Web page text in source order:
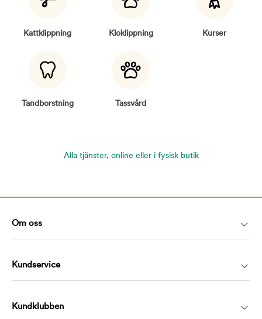
Kattklippning Kloklippning Kurser
Tandborstning Tassvård
Alla tjänster, online eller i fysisk butik
Om oss
Kundservice
Kundklubben